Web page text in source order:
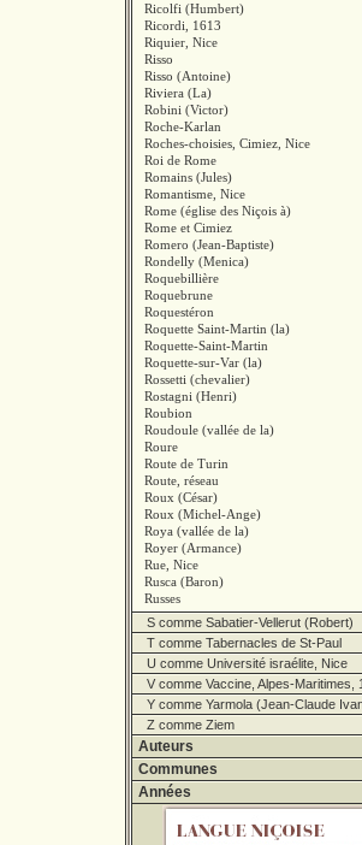
Ricolfi (Humbert)
Ricordi, 1613
Riquier, Nice
Risso
Risso (Antoine)
Riviera (La)
Robini (Victor)
Roche-Karlan
Roches-choisies, Cimiez, Nice
Roi de Rome
Romains (Jules)
Romantisme, Nice
Rome (église des Niçois à)
Rome et Cimiez
Romero (Jean-Baptiste)
Rondelly (Menica)
Roquebillière
Roquebrune
Roquestéron
Roquette Saint-Martin (la)
Roquette-Saint-Martin
Roquette-sur-Var (la)
Rossetti (chevalier)
Rostagni (Henri)
Roubion
Roudoule (vallée de la)
Roure
Route de Turin
Route, réseau
Roux (César)
Roux (Michel-Ange)
Roya (vallée de la)
Royer (Armance)
Rue, Nice
Rusca (Baron)
Russes
S comme Sabatier-Vellerut (Robert)
T comme Tabernacles de St-Paul
U comme Université israélite, Nice
V comme Vaccine, Alpes-Maritimes,
Y comme Yarmola (Jean-Claude
Z comme Ziem
Auteurs
Communes
Années